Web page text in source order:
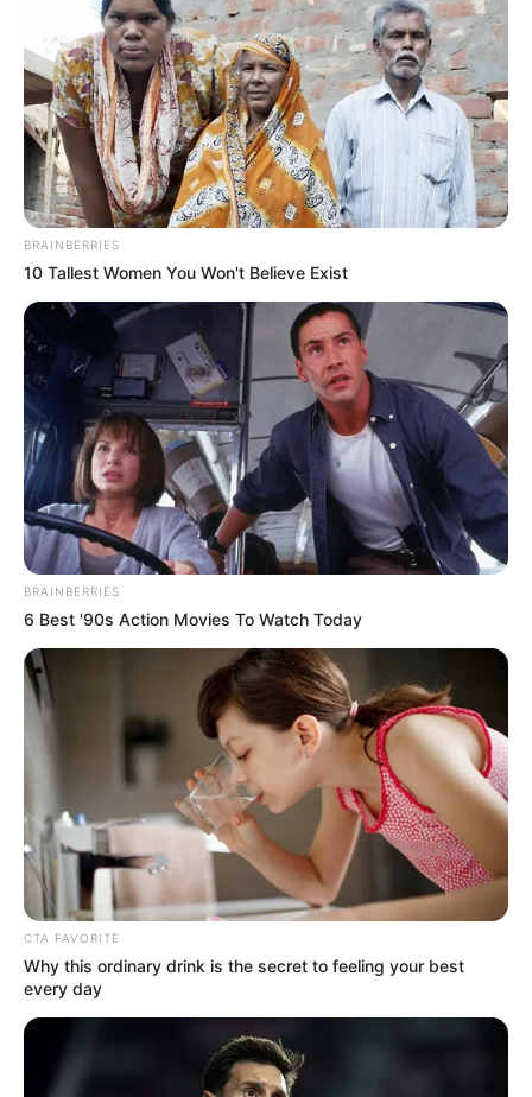
Elle a ensuite rejoint la tournée du programme
et a pris quelques mois avant de dévoiler une
mystérieuse vidéo sur les réseaux sociaux,
dans laquelle elle s’amusait à incarner une
présentatrice de JT. L’objectif : annoncer enfin,
après des mois d’attente, son premier
singleJ’me demande, disponible sur toutes les
plateformes depuis le vendredi 5 juin 2026.
BRAINBERRIES
10 Tallest Women You Won't Believe Exist
BRAINBERRIES
6 Best '90s Action Movies To Watch Today
CTA FAVORITE
Why this ordinary drink is the secret to feeling your best
every day